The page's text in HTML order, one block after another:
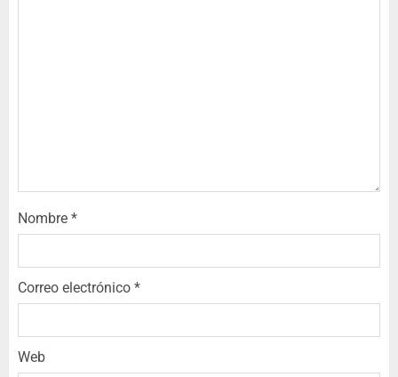
Nombre *
Correo electrónico *
Web